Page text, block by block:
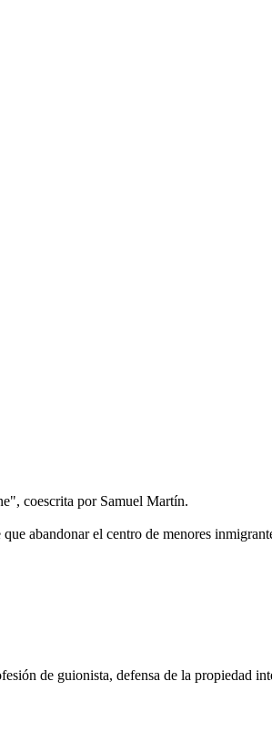
coescrita por Samuel Martín.
abandonar el centro de menores
de guionista, defensa de la propiedad